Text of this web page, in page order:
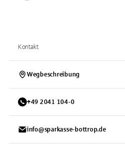
Kontakt
Wegbeschreibung
+49 2041 104-0
info@sparkasse-bottrop.de